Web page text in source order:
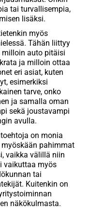
tai turvallisempia,
lisäksi.
myös
Tähän liittyy
auto pitäisi
ja milloin ottaa
eri asiat, kuten
esimerkiksi
tarve, onko
ja samalla oman
sekä joustavampi
avulla.
on monia
myöskään pahimmat
vaikka välillä niin
vaikuttaa myös
tai
Kuitenkin on
näkökulmasta.